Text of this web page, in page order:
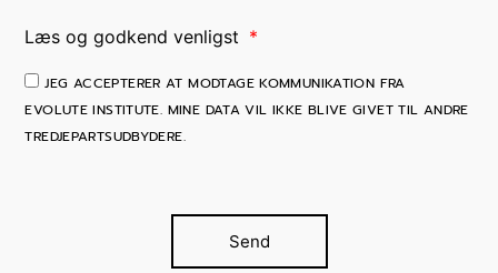
Læs og godkend venligst
JEG ACCEPTERER AT MODTAGE KOMMUNIKATION FRA
EVOLUTE INSTITUTE. MINE DATA VIL IKKE BLIVE GIVET TIL ANDRE
TREDJEPARTSUDBYDERE.
Send